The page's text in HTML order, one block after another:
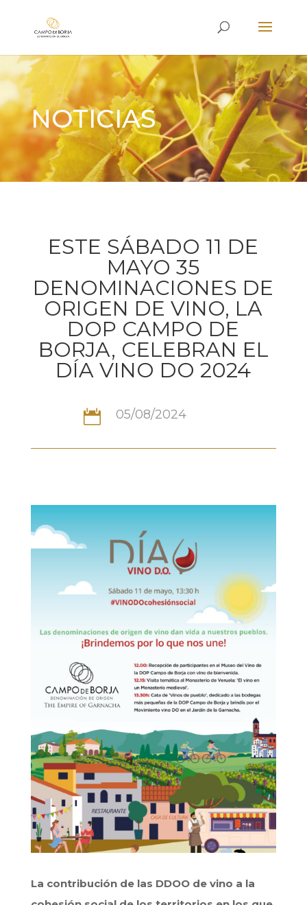
NOTICIAS
ESTE SÁBADO 11 DE
MAYO 35
DENOMINACIONES DE
ORIGEN DE VINO, LA
DOP CAMPO DE
BORJA, CELEBRAN EL
DÍA VINO DO 2024
 05/08/2024
La contribución de las DDOO de vino a la